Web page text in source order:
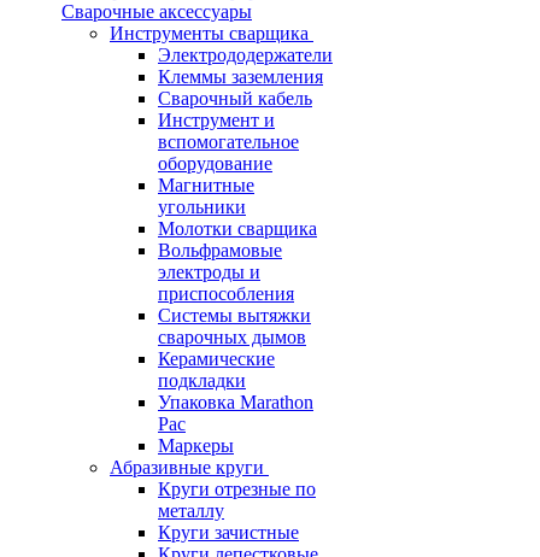
Сварочные аксессуары
Инструменты сварщика
Электрододержатели
Клеммы заземления
Сварочный кабель
Инструмент и
вспомогательное
оборудование
Магнитные
угольники
Молотки сварщика
Вольфрамовые
электроды и
приспособления
Системы вытяжки
сварочных дымов
Керамические
подкладки
Упаковка Marathon
Pac
Маркеры
Абразивные круги
Круги отрезные по
металлу
Круги зачистные